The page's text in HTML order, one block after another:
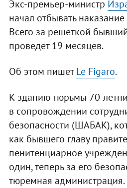
Экс-премьер-министр
начал отбывать
Всего за решеткой
проведет 19 месяцев.
Об этом пишетLe Figaro.
К зданию тюрьмы 70-
в сопровождении
безопасности (ШАБАК),
как бывшего главу
пенитенциарное
один, теперь за его
тюремная администрация.